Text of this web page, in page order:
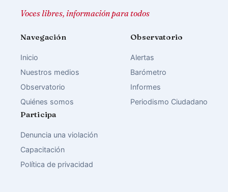
Voces libres, información para todos
Navegación
Inicio
Nuestros medios
Observatorio
Quiénes somos
Observatorio
Alertas
Barómetro
Informes
Periodismo Ciudadano
Participa
Denuncia una violación
Capacitación
Política de privacidad